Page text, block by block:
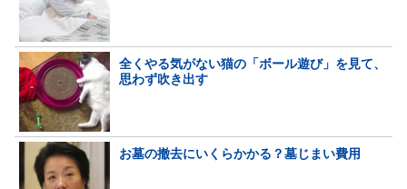
全くやる気がない猫の「ボール遊び」を見て、
思わず吹き出す
お墓の撤去にいくらかかる？墓じまい費用